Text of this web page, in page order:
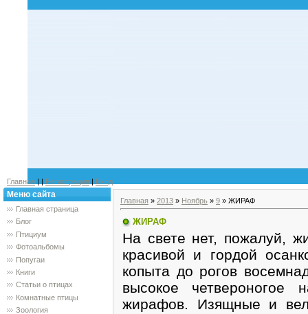
Главная | | Регистрация | Вход
Меню сайта
Главная страница
Блог
Птициум
Фотоальбомы
Попугаи
Книги
Статьи о птицах
Комнатные птицы
Зоология
Главная » 2013 » Ноябрь » 9 » ЖИРАФ
ЖИРАФ
На свете нет, пожалуй,
красивой и гордой
копыта до рогов
высокое четвероногое
жирафов. Изящные и